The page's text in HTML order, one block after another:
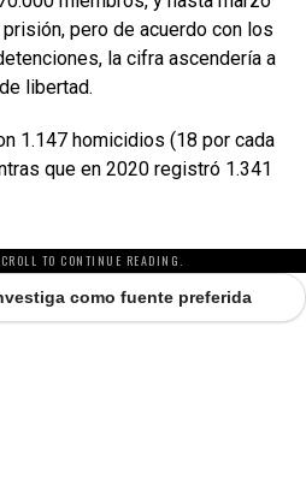
pero de acuerdo con los
la cifra ascendería a
libertad.
1.147 homicidios (18 por cada
que en 2020 registró 1.341
TO CONTINUE READING.
como fuente preferida